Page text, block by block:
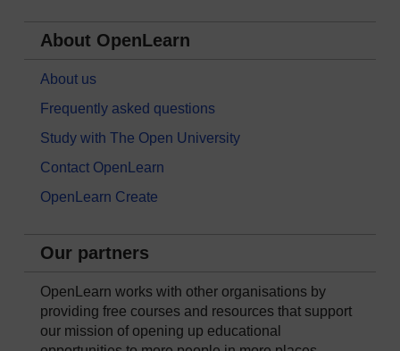
About OpenLearn
About us
Frequently asked questions
Study with The Open University
Contact OpenLearn
OpenLearn Create
Our partners
OpenLearn works with other organisations by
providing free courses and resources that support
our mission of opening up educational